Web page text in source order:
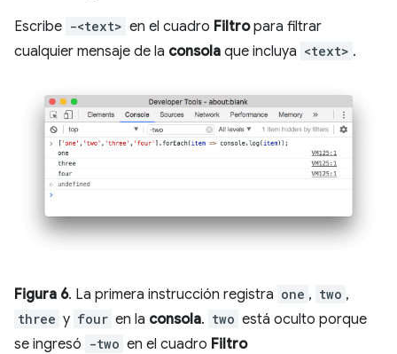
Escribe -<text> en el cuadro Filtropara filtrar
cualquier mensaje de la consola que incluya <text> .
Figura 6. La primera instrucción registra one , two ,
three y four en la consola. two está oculto porque
se ingresó -two en el cuadro Filtro